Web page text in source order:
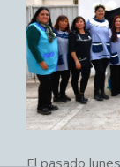
El pasado